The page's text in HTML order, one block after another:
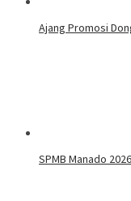
Ajang Promosi
SPMB Manado